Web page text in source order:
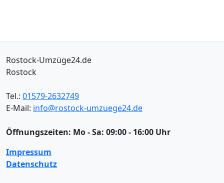
Rostock-Umzüge24.de
Rostock
Tel.: 01579-2632749
E-Mail: info@rostock-umzuege24.de
Öffnungszeiten: Mo - Sa: 09:00 - 16:00 Uhr
Impressum
Datenschutz